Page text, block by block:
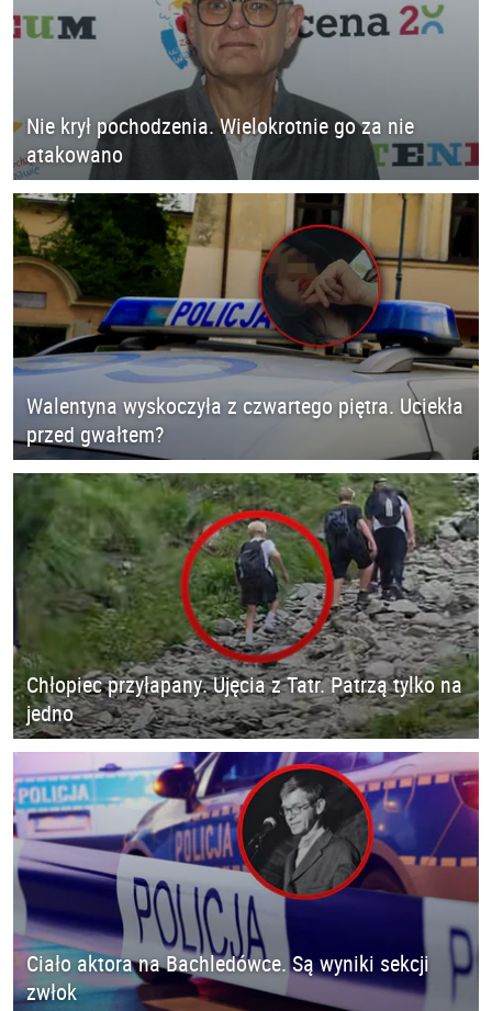
Nie krył pochodzenia. Wielokrotnie go za nie
atakowano
Walentyna wyskoczyła z czwartego piętra. Uciekła
przed gwałtem?
Chłopiec przyłapany. Ujęcia z Tatr. Patrzą tylko na
jedno
Ciało aktora na Bachledówce. Są wyniki sekcji
zwłok